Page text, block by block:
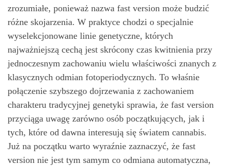
zrozumiałe, ponieważ nazwa fast version może budzić
różne skojarzenia. W praktyce chodzi o specjalnie
wyselekcjonowane linie genetyczne, których
najważniejszą cechą jest skrócony czas kwitnienia przy
jednoczesnym zachowaniu wielu właściwości znanych z
klasycznych odmian fotoperiodycznych. To właśnie
połączenie szybszego dojrzewania z zachowaniem
charakteru tradycyjnej genetyki sprawia, że fast version
przyciąga uwagę zarówno osób początkujących, jak i
tych, które od dawna interesują się światem cannabis.
Już na początku warto wyraźnie zaznaczyć, że fast
version nie jest tym samym co odmiana automatyczna,